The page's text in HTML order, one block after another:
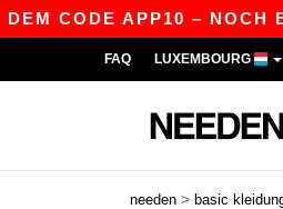
APP10 – NOCH
FAQ LUXEMBOURG
needen > basic